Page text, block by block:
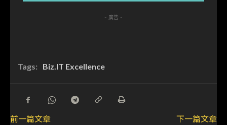
- 廣告 -
Tags: Biz.IT Excellence
前一篇文章
下一篇文章